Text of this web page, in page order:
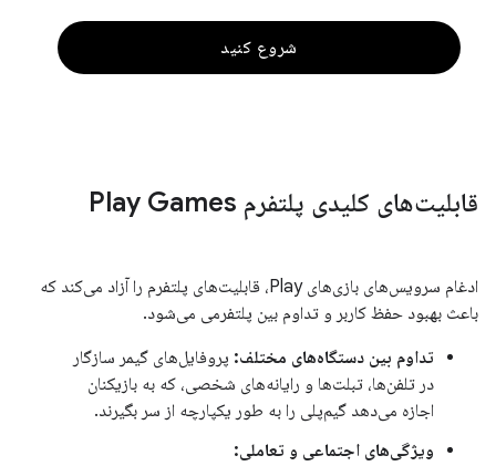
شروع کنید
قابلیت‌های کلیدی پلتفرم Play Games
ادغام سرویس‌های بازی‌های Play، قابلیت‌های پلتفرم را آزاد می‌کند که
باعث بهبود حفظ کاربر و تداوم بین پلتفرمی می‌شود.
تداوم بین دستگاه‌های مختلف: پروفایل‌های گیمر سازگار
در تلفن‌ها، تبلت‌ها و رایانه‌های شخصی، که به بازیکنان
اجازه می‌دهد گیم‌پلی را به طور یکپارچه از سر بگیرند.
ویژگی‌های اجتماعی و تعاملی: